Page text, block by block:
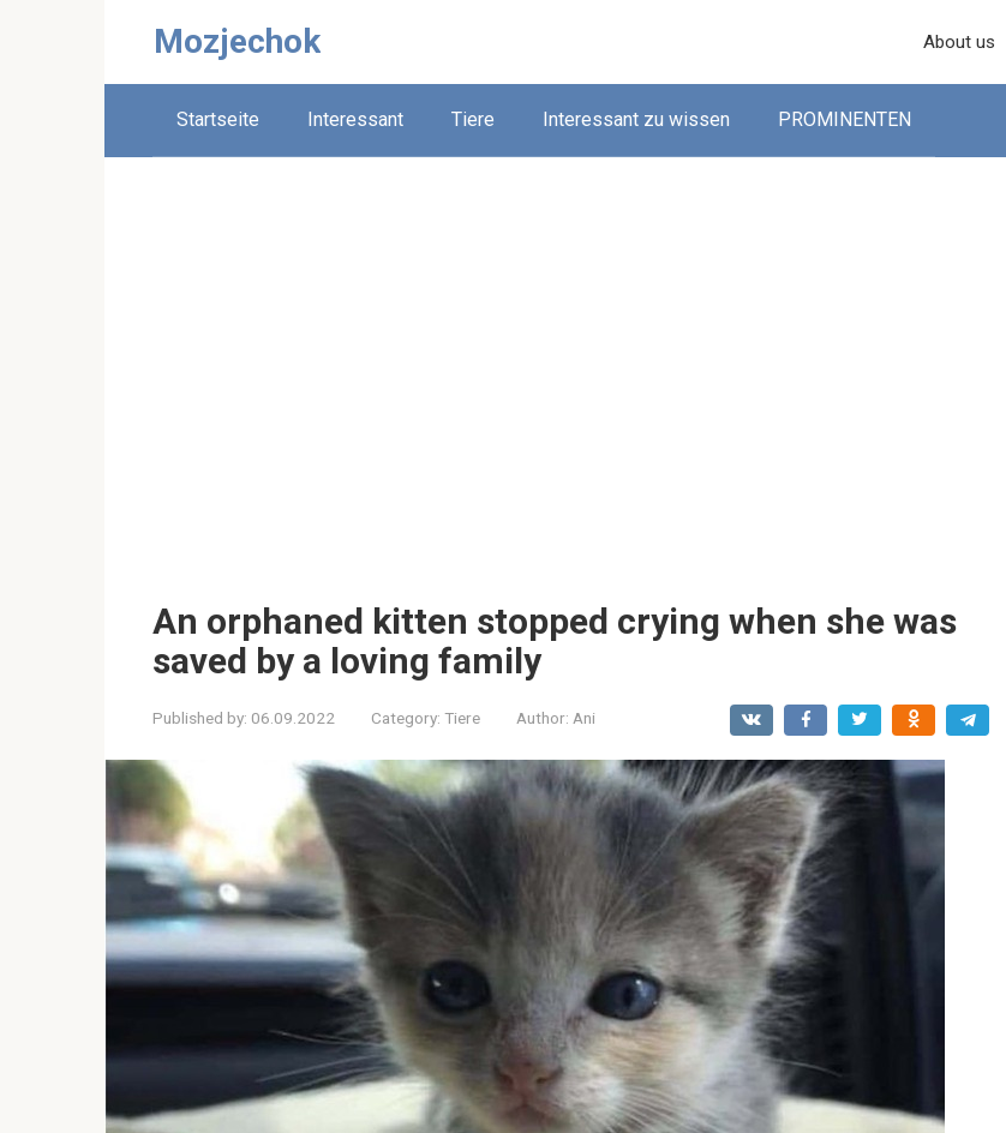
Mozjechok About us
Startseite Interessant Tiere Interessant zu wissen PROMINENTEN
An orphaned kitten stopped crying when she was
saved by a loving family
Published by: 06.09.2022 Category: Tiere Author: Ani